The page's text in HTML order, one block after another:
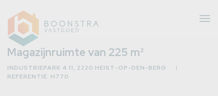
Magazijnruimte van 225 m²
INDUSTRIEPARK 4 11, 2220 HEIST-OP-DEN-BERG
REFERENTIE: H770